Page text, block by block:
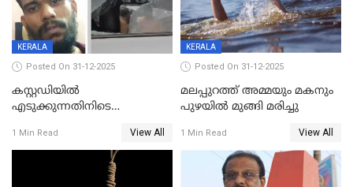
KERALA
Posted On 31-12-2025
കസ്റ്റഡിയിൽ
എടുക്കുന്നതിനിടെ
വധശ്രമക്കേസ് പ്രതി പിടിയിൽ
1 Min Read View All
KERALA
Posted On 31-12-2025
മലപ്പുറത്ത് അമ്മയും മകനും
പുഴയിൽ മുങ്ങി മരിച്ചു
1 Min Read View All